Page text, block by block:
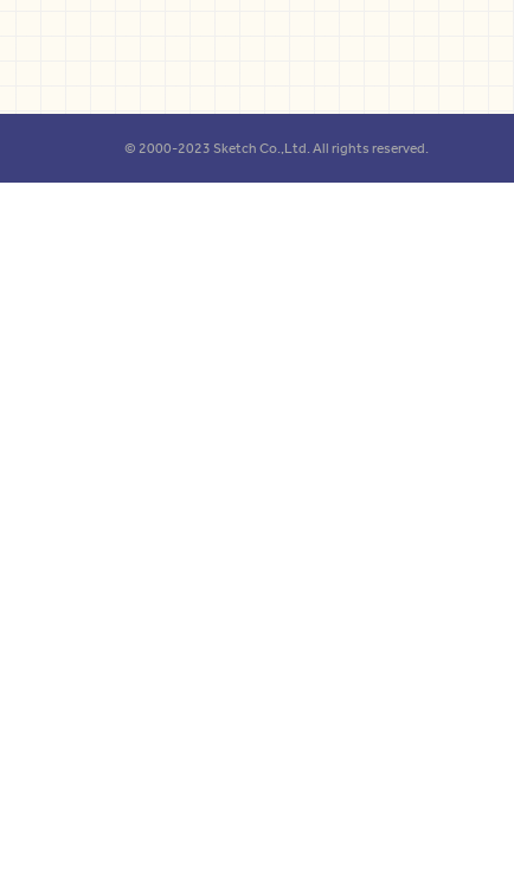
© 2000-2023 Sketch Co.,Ltd. All rights reserved.